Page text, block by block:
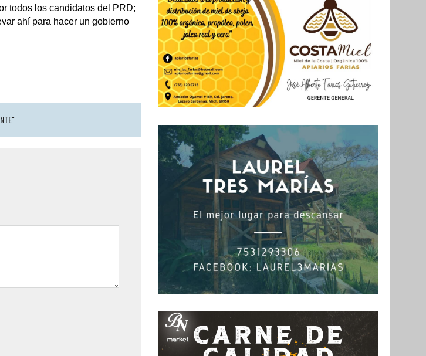
todos los candidatos del PRD;
ahí para hacer un gobierno